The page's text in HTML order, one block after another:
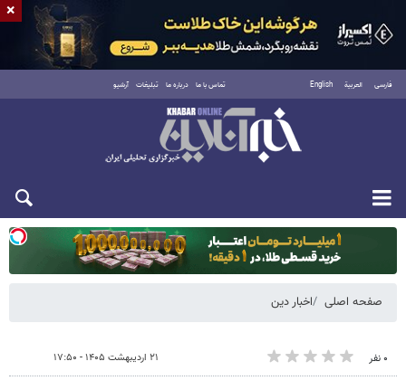
فارسی العربية English تماس با ما درباره ما تبلیغات آرشیو
یکشنبه ۱۸ مرداد ۱۴۰۵
صفحه اصلی اخبار دین
۰ نفر ۲۱ اردیبهشت ۱۴۰۵ - ۱۷:۵۰
×